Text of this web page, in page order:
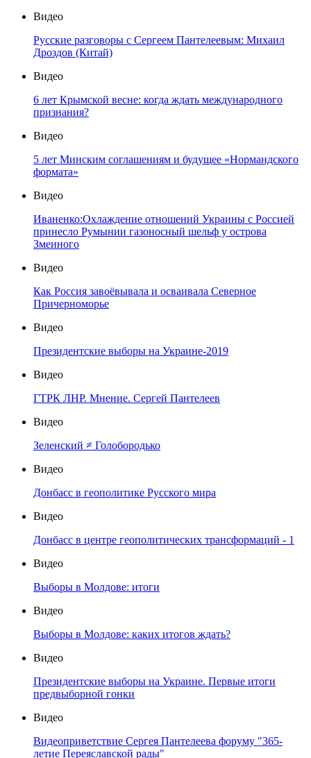
Видео
Русские разговоры с Сергеем Пантелеевым: Михаил
Дроздов (Китай)
Видео
6 лет Крымской весне: когда ждать международного
признания?
Видео
5 лет Минским соглашениям и будущее «Нормандского
формата»
Видео
Иваненко:Охлаждение отношений Украины с Россией
принесло Румынии газоносный шельф у острова
Змеиного
Видео
Как Россия завоёвывала и осваивала Северное
Причерноморье
Видео
Президентские выборы на Украине-2019
Видео
ГТРК ЛНР. Мнение. Сергей Пантелеев
Видео
Зеленский ≠ Голобородько
Видео
Донбасс в геополитике Русского мира
Видео
Донбасс в центре геополитических трансформаций - 1
Видео
Выборы в Молдове: итоги
Видео
Выборы в Молдове: каких итогов ждать?
Видео
Президентские выборы на Украине. Первые итоги
предвыборной гонки
Видео
Видеоприветствие Сергея Пантелеева форуму "365-
летие Переяславской рады"